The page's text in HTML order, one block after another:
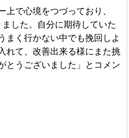
上で心境をつづっており、
した。自分に期待していた
まく行かない中でも挽回しよ
れて、改善出来る様にまた挑
とうございました」とコメン